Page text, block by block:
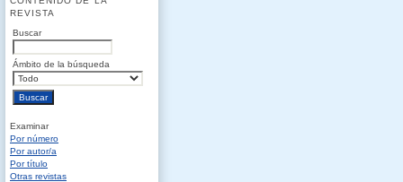
REVISTA
Buscar
Ámbito de la búsqueda
Examinar
Por número
Por autor/a
Por título
Otras revistas